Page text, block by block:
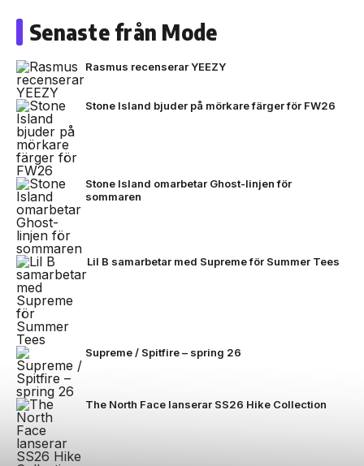
Senaste från Mode
Rasmus recenserar YEEZY
Stone Island bjuder på mörkare färger för FW26
Stone Island omarbetar Ghost-linjen för
sommaren
Lil B samarbetar med Supreme för Summer Tees
Supreme / Spitfire – spring 26
The North Face lanserar SS26 Hike Collection